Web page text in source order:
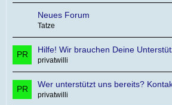
Neues Forum
Tatze
Hilfe! Wir brauchen Deine
privatwilli
Wer unterstützt uns bereits?
privatwilli